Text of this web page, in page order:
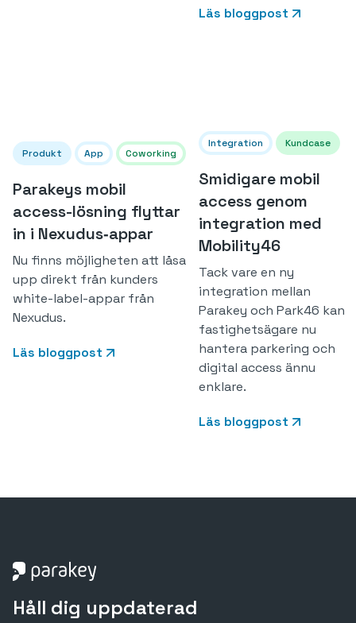
Läs bloggpost
Produkt App Coworking
Parakeys mobil
access-lösning flyttar
in i Nexudus‑appar
Nu finns möjligheten att låsa
upp direkt från kunders
white-label-appar från
Nexudus.
Läs bloggpost
Integration Kundcase
Smidigare mobil
access genom
integration med
Mobility46
Tack vare en ny
integration mellan
Parakey och Park46 kan
fastighetsägare nu
hantera parkering och
digital access ännu
enklare.
Läs bloggpost
Håll dig uppdaterad